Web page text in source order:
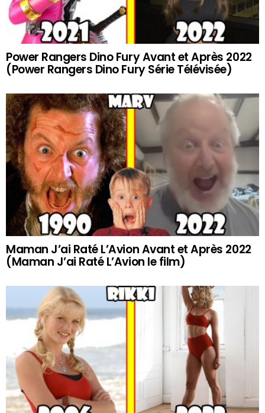
Power Rangers Dino Fury Avant et Après 2022
(Power Rangers Dino Fury Série Télévisée)
Maman J’ai Raté L’Avion Avant et Après 2022
(Maman J’ai Raté L’Avion le film)